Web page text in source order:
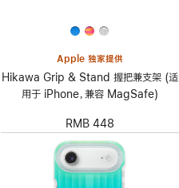
Apple 独家提供
Hikawa Grip & Stand 握把兼支架 (适
用于 iPhone，兼容 MagSafe)
RMB 448